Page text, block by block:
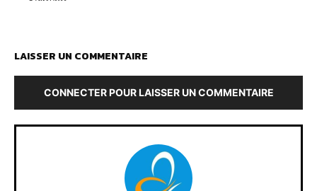
LAISSER UN COMMENTAIRE
CONNECTER POUR LAISSER UN COMMENTAIRE